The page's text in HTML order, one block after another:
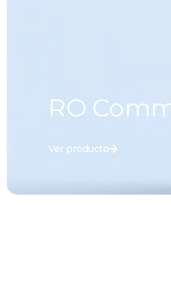
RO
Ver producto